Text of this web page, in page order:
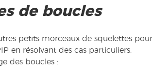
de boucles
petits morceaux de squelettes pour
en résolvant des cas particuliers.
des boucles :